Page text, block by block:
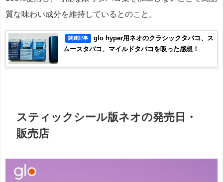
質な味わい成分を維持しているとのこと。
関連記事
glo hyper用ネオのクラシックタバコ、ス
ムースタバコ、マイルドタバコを吸った感想！
スティックシール版ネオの発売日・
販売店